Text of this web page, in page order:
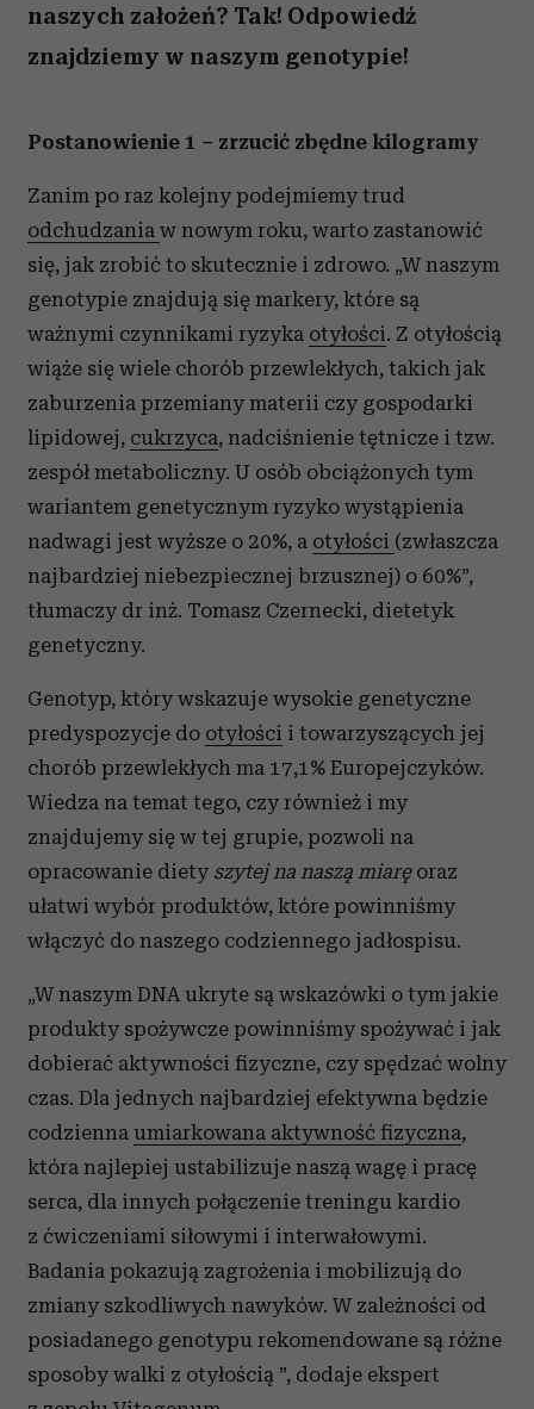
naszych założeń? Tak! Odpowiedź
znajdziemy w naszym genotypie!
Postanowienie 1 – zrzucić zbędne kilogramy
Zanim po raz kolejny podejmiemy trud
odchudzania w nowym roku, warto zastanowić
się, jak zrobić to skutecznie i zdrowo. „W naszym
genotypie znajdują się markery, które są
ważnymi czynnikami ryzyka otyłości. Z otyłością
wiąże się wiele chorób przewlekłych, takich jak
zaburzenia przemiany materii czy gospodarki
lipidowej, cukrzyca, nadciśnienie tętnicze i tzw.
zespół metaboliczny. U osób obciążonych tym
wariantem genetycznym ryzyko wystąpienia
nadwagi jest wyższe o 20%, a otyłości (zwłaszcza
najbardziej niebezpiecznej brzusznej) o 60%”,
tłumaczy dr inż. Tomasz Czernecki, dietetyk
genetyczny.
Genotyp, który wskazuje wysokie genetyczne
predyspozycje do otyłości i towarzyszących jej
chorób przewlekłych ma 17,1% Europejczyków.
Wiedza na temat tego, czy również i my
znajdujemy się w tej grupie, pozwoli na
opracowanie diety szytej na naszą miaręoraz
ułatwi wybór produktów, które powinniśmy
włączyć do naszego codziennego jadłospisu.
„W naszym DNA ukryte są wskazówki o tym jakie
produkty spożywcze powinniśmy spożywać i jak
dobierać aktywności fizyczne, czy spędzać wolny
czas. Dla jednych najbardziej efektywna będzie
codzienna umiarkowana aktywność fizyczna,
która najlepiej ustabilizuje naszą wagę i pracę
serca, dla innych połączenie treningu kardio
z ćwiczeniami siłowymi i interwałowymi.
Badania pokazują zagrożenia i mobilizują do
zmiany szkodliwych nawyków. W zależności od
posiadanego genotypu rekomendowane są różne
sposoby walki z otyłością ”, dodaje ekspert